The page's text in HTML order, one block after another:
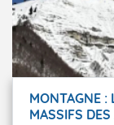
MONTAGNE :
MASSIFS